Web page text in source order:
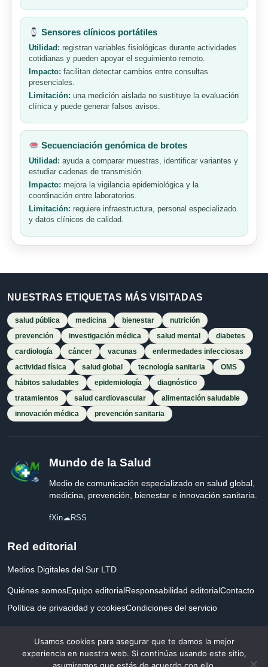
Sensores clínicos portátiles
Utilidad: registran variables fisiológicas durante actividades
cotidianas y pueden apoyar el seguimiento remoto.
Impacto: facilitan detectar cambios entre consultas
presenciales.
Limitación: una medición aislada no sustituye la evaluación
clínica y puede generar falsos avisos.
Secuenciación genómica de brotes
Utilidad: ayuda a comparar muestras, identificar variantes y
estudiar cadenas de transmisión.
Impacto: mejora la vigilancia epidemiológica y la
coordinación entre laboratorios.
Limitación: requiere infraestructura, personal especializado
y datos clínicos de calidad.
NUESTRAS ETIQUETAS MÁS VISITADAS
salud pública medicina bienestar
nutrición
prevención
investigación médica salud mental
diabetes
cardiología
cáncer vacunas
enfermedades infecciosas
actividad física
salud global tecnología sanitaria
OMS
hábitos saludables
epidemiología
diagnóstico
tratamientos
salud cardiovascular
alimentación saludable
innovación médica
prevención sanitaria
Mundo de la Salud
Medio de comunicación especializado en salud global,
medicina, prevención, bienestar e innovación sanitaria.
fXin☁RSS
Red editorial
Medios Digitales del Sur LTD
Quiénes somosEquipo editorialResponsabilidad editorialContacto
Política de privacidad y cookiesCondiciones del servicio
Usamos cookies para asegurar que te damos la mejor
experiencia en nuestra web. Si continúas usando este sitio,